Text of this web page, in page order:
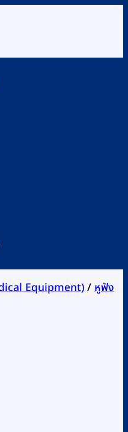
Equipment)/หูฟัง